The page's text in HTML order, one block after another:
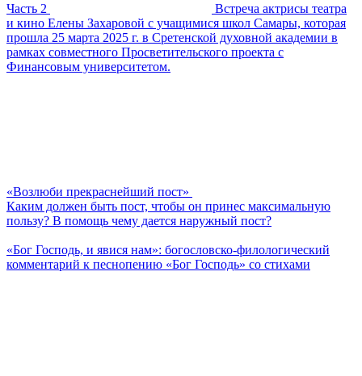
Часть 2
Встреча актрисы театра
и кино Елены Захаровой с учащимися школ Самары, которая
прошла 25 марта 2025 г. в Сретенской духовной академии в
рамках совместного Просветительского проекта с
Финансовым университетом.
«Возлюби прекраснейший пост»
Каким должен быть пост, чтобы он принес максимальную
пользу? В помощь чему дается наружный пост?
«Бог Господь, и явися нам»: богословско-филологический
комментарий к песнопению «Бог Господь» со стихами